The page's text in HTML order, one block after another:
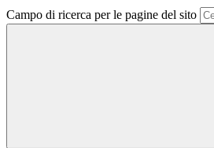
Campo di ricerca per le pagine del sito